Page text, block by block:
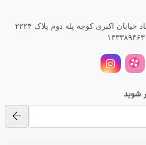
نشانی: آدرس : تهران یوسف آباد خیابان اکبری کوچه پله دوم پلاک ۲۲۲۴
شوید